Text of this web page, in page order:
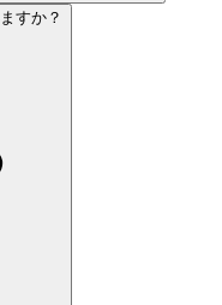
すか？